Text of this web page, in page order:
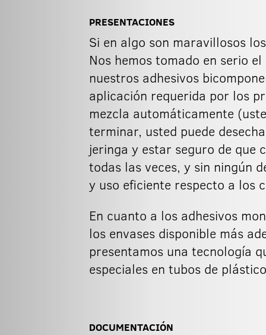
PRESENTACIONES
Si en algo son maravillosos
Nos hemos tomado en serio
nuestros adhesivos
aplicación requerida por los
mezcla automáticamente
terminar, usted puede
jeringa y estar seguro de que
todas las veces, y sin ningún
y uso eficiente respecto a los
En cuanto a los adhesivos
los envases disponible más
presentamos una tecnología
especiales en tubos de
DOCUMENTACIÓN